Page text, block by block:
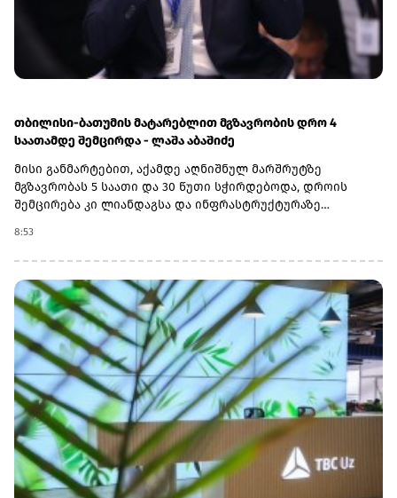
ამ ბმულზე.(R)
თბილისი-ბათუმის მატარებლით მგზავრობის დრო 4
საათამდე შემცირდა - ლაშა აბაშიძე
მისი განმარტებით, აქამდე აღნიშნულ მარშრუტზე
მგზავრობას 5 საათი და 30 წუთი სჭირდებოდა, დროის
შემცირება კი ლიანდაგსა და ინფრასტრუქტურაზე
ბოლო პერიოდის განმავლობაში, ლიანდაგსა და
ინფრასტრუქტურაზე მნიშვნელოვანი კაპიტალური
სამუშაოები ჩავატარეთ, რომელმაც საშუალება მოგვცა,
გარკვეულ მონაკვეთებზე სიჩქარეები გაგვეზარდა,
მოგვეხსნა შეზღუდვები და თბილისიდან ბათუმში
უსაფრთხოდ, 4 საათში ვიმგზავროთ“, - აღნიშნა ლაშა
აბაშიძემ.„საქართველოს რკინიგზის“ ხელმძღვანელის
თქმით, პარალელურად აქტიურად მიმდინარეობს
სადგურების ინფრასტრუქტურის განახლებაც. კომპანიის
მიზანია, სრულად მოაწესრიგოს როგორც მაგისტრალური,
ისე საგარეუბნო სადგურები.„ფაქტობრივად უკვე
მიმდინარეობს 5-7 სადგურის რეაბილიტაცია, წელს კიდევ 5
სადგურის დამატებას ვგეგმავთ, ხოლო მომავალ წელს
სადგურების რეაბილიტაციის პროცესი სრულად უნდა
8:53